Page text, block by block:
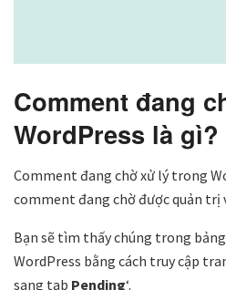
Comment đang
WordPress là gì?
Comment đang chờ xử lý trong
comment đang chờ được quản trị
Bạn sẽ tìm thấy chúng trong
WordPress bằng cách truy cập
sang tab Pending‘.